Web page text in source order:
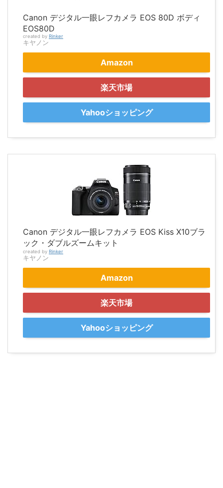
Canon デジタル一眼レフカメラ EOS 80D ボディ
EOS80D
created by Rinker
キヤノン
Amazon
楽天市場
Yahooショッピング
Canon デジタル一眼レフカメラ EOS Kiss X10ブラ
ック・ダブルズームキット
created by Rinker
キヤノン
Amazon
楽天市場
Yahooショッピング